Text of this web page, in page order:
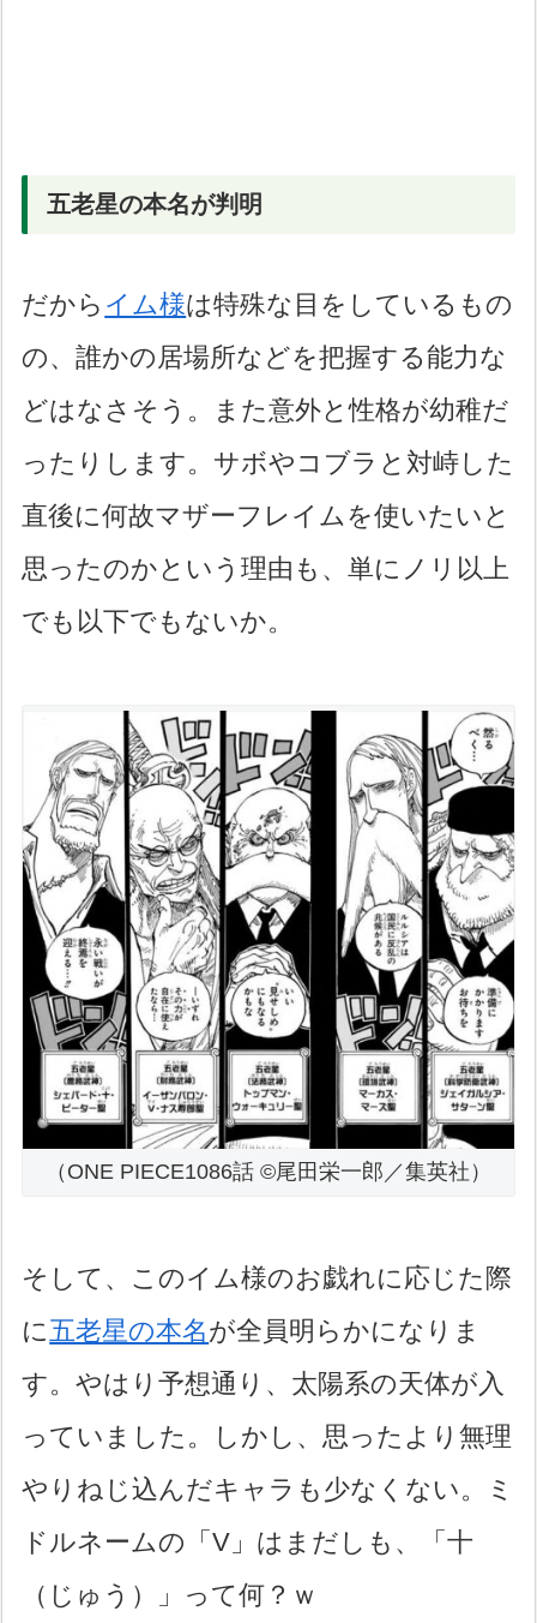
五老星の本名が判明
だから イム様は特殊な目をしているもの
の、誰かの居場所などを把握する能力な
どはなさそう。また意外と性格が幼稚だ
ったりします。サボやコブラと対峙した
直後に何故マザーフレイムを使いたいと
思ったのかという理由も、単にノリ以上
でも以下でもないか。
（ONE PIECE1086話 ©尾田栄一郎／集英社）
そして、このイム様のお戯れに応じた際
に五老星の本名が全員明らかになりま
す。やはり予想通り、太陽系の天体が入
っていました。しかし、思ったより無理
やりねじ込んだキャラも少なくない。ミ
ドルネームの「V」はまだしも、「十
（じゅう）」って何？ｗ